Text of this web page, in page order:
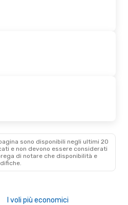
sono disponibili negli ultimi 20
e non devono essere considerati
di notare che disponibilità e
I voli più economici